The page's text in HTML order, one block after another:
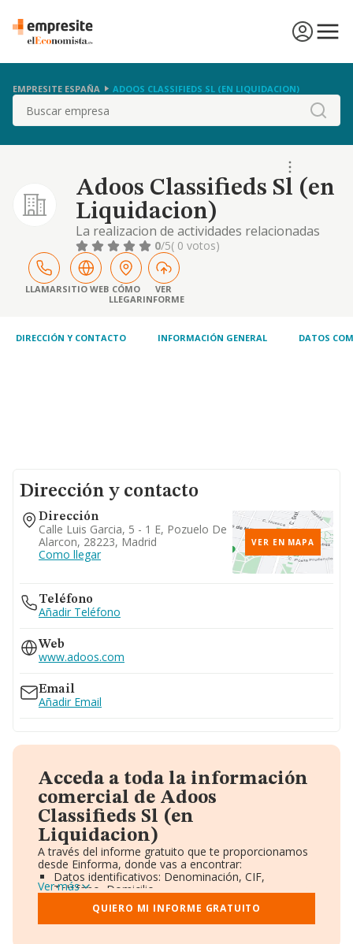
EMPRESITE ESPAÑA ADOOS CLASSIFIEDS SL (EN LIQUIDACION)
Buscar
Adoos Classifieds Sl (en
Liquidacion)
La realizacion de actividades relacionadas
con la difusion de publicidad a traves de
radiodifusion, television, medios impresos y
redes informaticas
0/5( 0 votos)
LLAMARSITIO WEB CÓMO
LLEGAR
VER
INFORME
DIRECCIÓN Y CONTACTO INFORMACIÓN GENERAL DATOS
Dirección y contacto
Dirección
Calle Luis Garcia, 5 - 1 E, Pozuelo De
Alarcon, 28223, Madrid
Como llegar
VER EN MAPA
Teléfono
Añadir Teléfono
Web
www.adoos.com
Email
Añadir Email
Acceda a toda la información
comercial de Adoos
Classifieds Sl (en
Liquidacion)
A través del informe gratuito que te proporcionamos
desde Einforma, donde vas a encontrar:
Datos identificativos: Denominación, CIF,
Teléfono, Domicilio.
Informe Mercantil Completo (BORME).
Gráficos de Evolución Ventas y Empleados.
Consejo de Administración y Administradores.
Ver más
QUIERO MI INFORME GRATUITO